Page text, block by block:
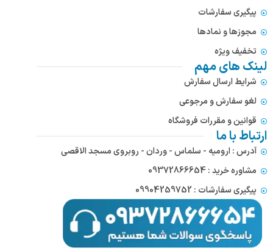
پیگیری سفارشات
مجوزها و نمادها
تخفیف ویژه
لینک های مهم
شرایط ارسال سفارش
لغو سفارش و مرجوعی
قوانین و مقررات فروشگاه
ارتباط با ما
آدرس : ارومیه - سلماس - وردان - روبروی مسجد الاقصی
مشاوره خرید : 09372866654
پیگیری سفارشات : 09904259752